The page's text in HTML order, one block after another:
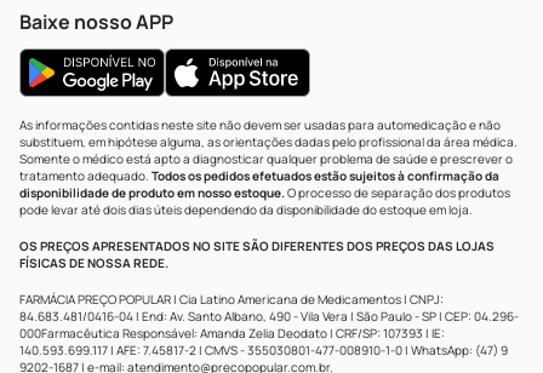
Baixe nosso APP
As informações contidas neste site não devem ser usadas para automedicação e não
substituem, em hipótese alguma, as orientações dadas pelo profissional da área médica.
Somente o médico está apto a diagnosticar qualquer problema de saúde e prescrever o
tratamento adequado. Todos os pedidos efetuados estão sujeitos à confirmação da
disponibilidade de produto em nosso estoque.O processo de separação dos produtos
pode levar até dois dias úteis dependendo da disponibilidade do estoque em loja.
OS PREÇOS APRESENTADOS NO SITE SÃO DIFERENTES DOS PREÇOS DAS LOJAS
FÍSICAS DE NOSSA REDE.
FARMÁCIA PREÇO POPULAR | Cia Latino Americana de Medicamentos | CNPJ:
84.683.481/0416-04 | End: Av. Santo Albano, 490 - Vila Vera | São Paulo - SP | CEP: 04.296-
000Farmacêutica Responsável: Amanda Zelia Deodato | CRF/SP: 107393 | IE:
140.593.699.117 | AFE: 7.45817-2 | CMVS - 355030801-477-008910-1-0 | WhatsApp: (47) 9
9202-1687 | e-mail: atendimento@precopopular.com.br.